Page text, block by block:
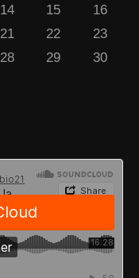
14 15
16
21 22
23
28 29
30